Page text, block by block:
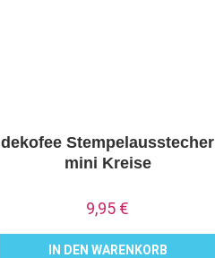
dekofee Stempelausstecher
mini Kreise
9,95 €
IN DEN WARENKORB